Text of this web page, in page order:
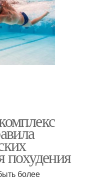
похудения
более